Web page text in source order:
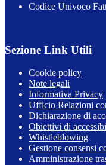
Codice Univoco
Sezione Link Utili
Cookie policy
Note legali
Informativa Privacy
Ufficio Relazioni
Dichiarazione di
Obiettivi di
Whistleblowing
Gestione consensi
Amministrazione